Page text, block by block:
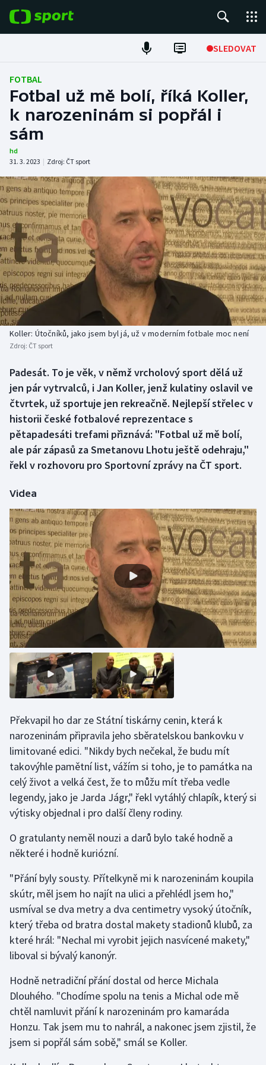
SLEDOVAT
Fotbal
Hokej
Tenis
Atletika
Cyklistika
DALŠÍ SPORTY
Americký fotbal
Baseball a softbal
Basketbal
Biatlon
Box
Curling
Dostihy
Golf
Gymnastika
Házená
Jezdectví
Judo
Krasobruslení
Lyže a snowboard
Moderní pětiboj
Motorsport
Olympijské hry
Parasport
Plavání
Plážový volejbal
Ragby
Rychlobruslení
Rychlostní kanoistika
Short track
Sportovní střelba
NEPŘEHLÉDNĚTE
Soutěže
Historické návraty
Aplikace ČT sport
FOTBAL
Fotbal už mě bolí, říká Koller,
k narozeninám si popřál i
sám
hd
31. 3. 2023 | Zdroj: ČT sport
Koller: Útočníků, jako jsem byl já, už v moderním fotbale moc není
Zdroj: ČT sport
Padesát. To je věk, v němž vrcholový sport dělá už
jen pár vytrvalců, i Jan Koller, jenž kulatiny oslavil ve
čtvrtek, už sportuje jen rekreačně. Nejlepší střelec v
historii české fotbalové reprezentace s
pětapadesáti trefami přiznává: "Fotbal už mě bolí,
ale pár zápasů za Smetanovu Lhotu ještě odehraju,"
řekl v rozhovoru pro Sportovní zprávy na ČT sport.
Videa
Překvapil ho dar ze Státní tiskárny cenin, která k
narozeninám připravila jeho sběratelskou bankovku v
limitované edici. "Nikdy bych nečekal, že budu mít
takovýhle pamětní list, vážím si toho, je to památka na
celý život a velká čest, že to můžu mít třeba vedle
legendy, jako je Jarda Jágr," řekl vytáhlý chlapík, který si
výtisky objednal i pro další členy rodiny.
O gratulanty neměl nouzi a darů bylo také hodně a
některé i hodně kuriózní.
"Přání byly sousty. Přítelkyně mi k narozeninám koupila
skútr, měl jsem ho najít na ulici a přehlédl jsem ho,"
usmíval se dva metry a dva centimetry vysoký útočník,
který třeba od bratra dostal makety stadionů klubů, za
které hrál: "Nechal mi vyrobit jejich nasvícené makety,"
liboval si bývalý kanonýr.
Hodně netradiční přání dostal od herce Michala
Dlouhého. "Chodíme spolu na tenis a Michal ode mě
chtěl namluvit přání k narozeninám pro kamaráda
Honzu. Tak jsem mu to nahrál, a nakonec jsem zjistil, že
jsem si popřál sám sobě," smál se Koller.